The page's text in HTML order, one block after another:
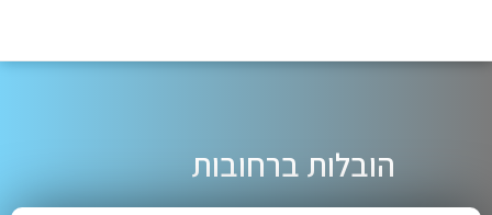
הובלות ברחובות